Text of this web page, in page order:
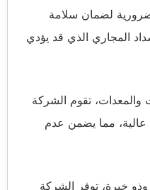
لضمان سلامة
المجاري الذي قد يؤدي
والمعدات، تقوم الشركة
عالية، مما يضمن عدم
خبرة، توفر الشركة